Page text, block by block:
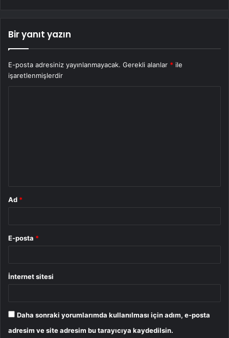
Bir yanıt yazın
E-posta adresiniz yayınlanmayacak. Gerekli alanlar * ile
işaretlenmişlerdir
Ad *
E-posta *
İnternet sitesi
Daha sonraki yorumlarımda kullanılması için adım, e-posta
adresim ve site adresim bu tarayıcıya kaydedilsin.